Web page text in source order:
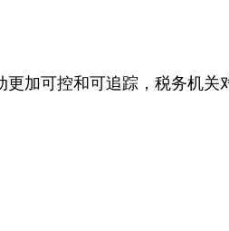
加可控和可追踪，税务机